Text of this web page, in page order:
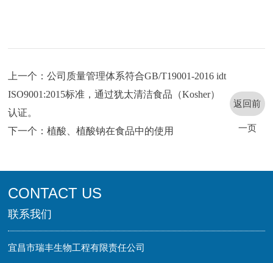
上一个：公司质量管理体系符合GB/T19001-2016 idt
ISO9001:2015标准，通过犹太清洁食品（Kosher）
认证。
下一个：植酸、植酸钠在食品中的使用
返回前
一页
CONTACT US
联系我们
宜昌市瑞丰生物工程有限责任公司